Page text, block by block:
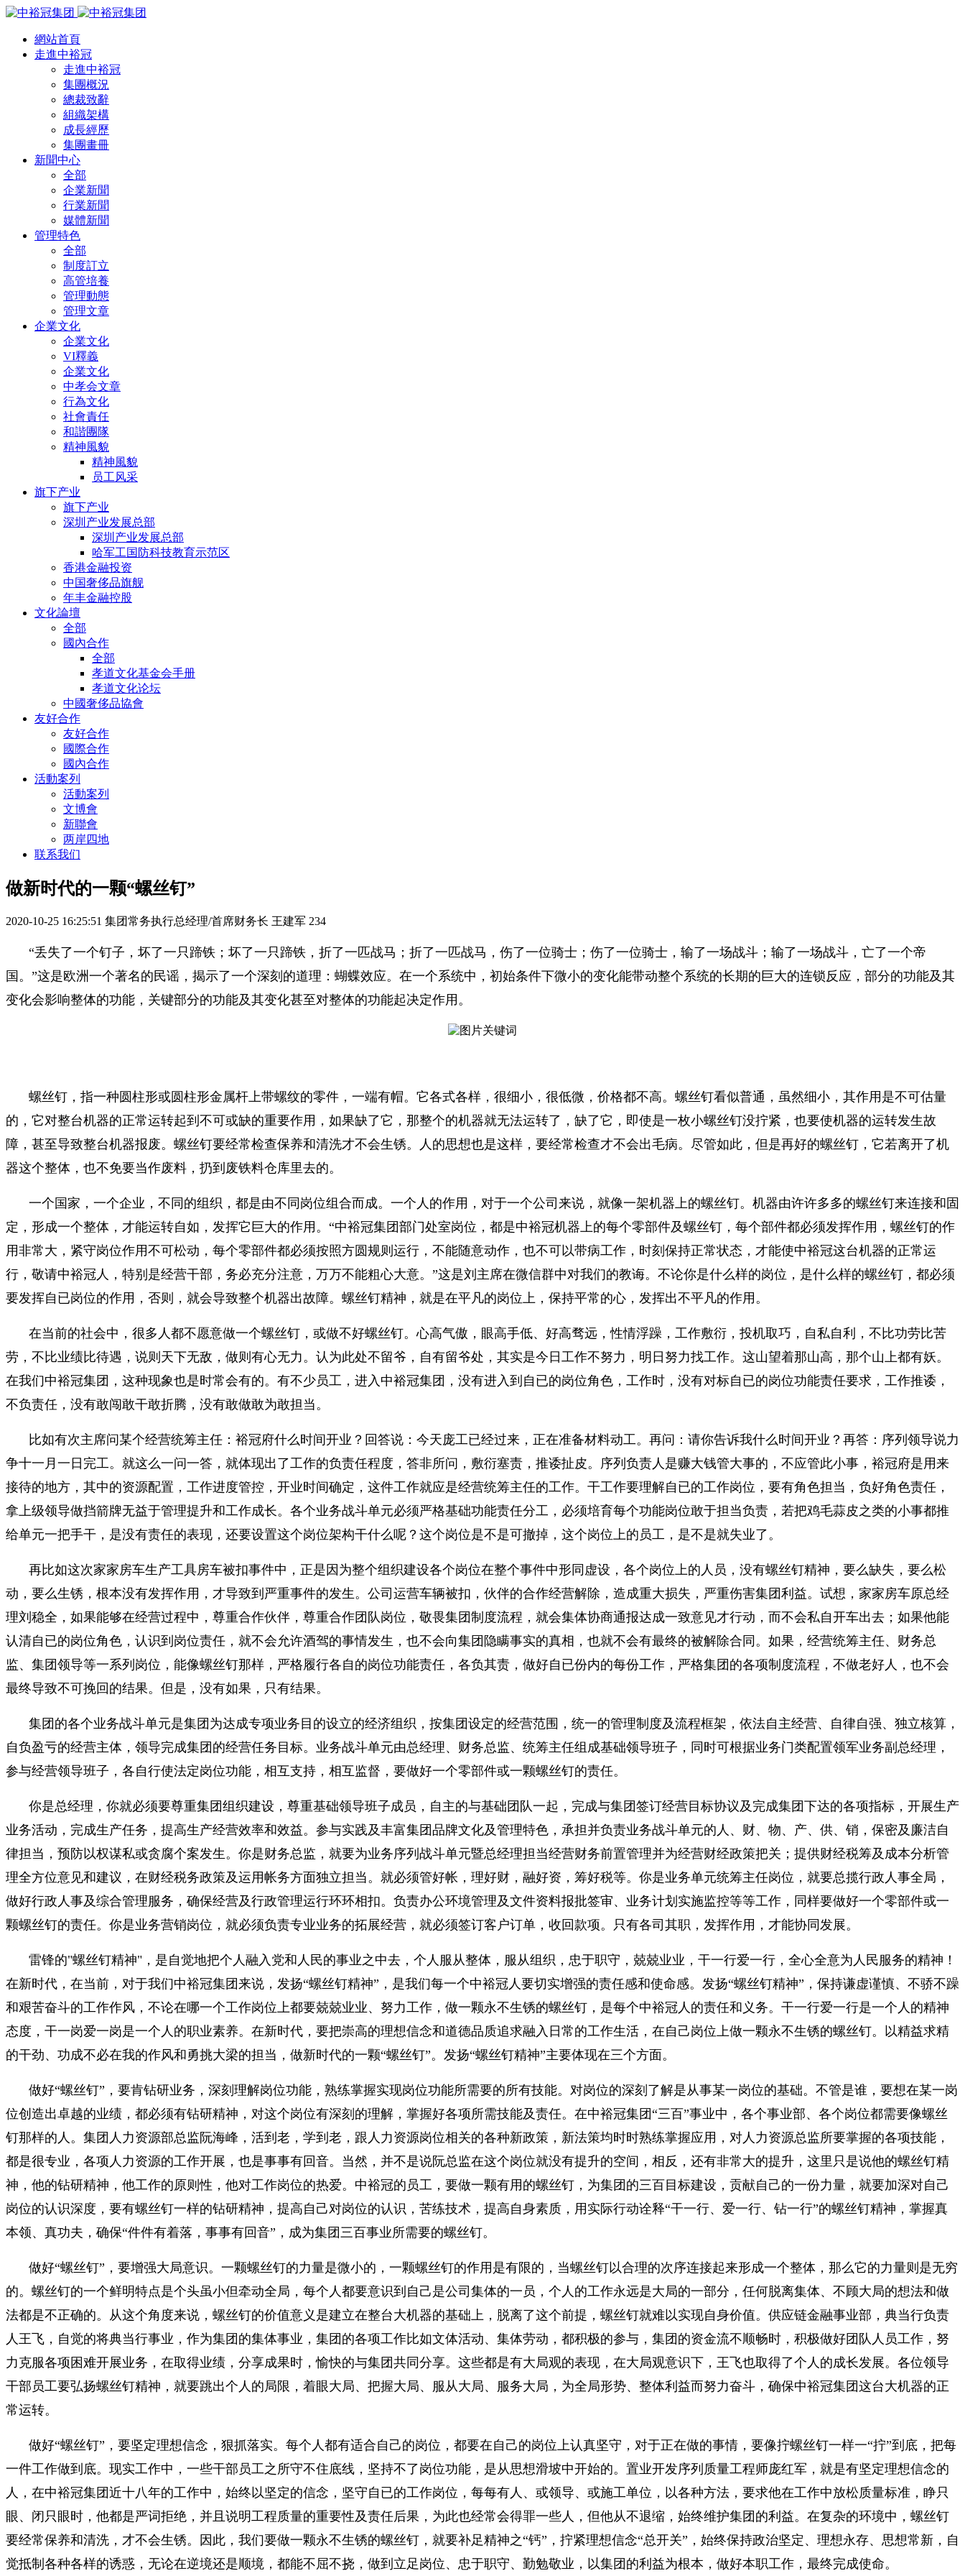
網站首頁
走進中裕冠
走進中裕冠
集團概況
總裁致辭
組織架構
成長經歷
集團畫冊
新聞中心
全部
企業新聞
行業新聞
媒體新聞
管理特色
全部
制度訂立
高管培養
管理動態
管理文章
企業文化
企業文化
VI釋義
企業文化
中孝会文章
行為文化
社會責任
和諧團隊
精神風貌
精神風貌
员工风采
旗下产业
旗下产业
深圳产业发展总部
深圳产业发展总部
哈军工国防科技教育示范区
香港金融投资
中国奢侈品旗舰
年丰金融控股
文化論壇
全部
國內合作
全部
孝道文化基金会手册
孝道文化论坛
中國奢侈品協會
友好合作
友好合作
國際合作
國內合作
活動案列
活動案列
文博會
新聯會
两岸四地
联系我们
做新时代的一颗“螺丝钉”
2020-10-25 16:25:51 集团常务执行总经理/首席财务长 王建军 234
“丢失了一个钉子，坏了一只蹄铁；坏了一只蹄铁，折了一匹战马；折了一匹战马，伤了一位骑士；伤了一位骑士，输了一场战斗；输了一场战斗，亡了一个帝
国。”这是欧洲一个著名的民谣，揭示了一个深刻的道理：蝴蝶效应。在一个系统中，初始条件下微小的变化能带动整个系统的长期的巨大的连锁反应，部分的功能及其
变化会影响整体的功能，关键部分的功能及其变化甚至对整体的功能起决定作用。
螺丝钉，指一种圆柱形或圆柱形金属杆上带螺纹的零件，一端有帽。它各式各样，很细小，很低微，价格都不高。螺丝钉看似普通，虽然细小，其作用是不可估量
的，它对整台机器的正常运转起到不可或缺的重要作用，如果缺了它，那整个的机器就无法运转了，缺了它，即使是一枚小螺丝钉没拧紧，也要使机器的运转发生故
障，甚至导致整台机器报废。螺丝钉要经常检查保养和清洗才不会生锈。人的思想也是这样，要经常检查才不会出毛病。尽管如此，但是再好的螺丝钉，它若离开了机
器这个整体，也不免要当作废料，扔到废铁料仓库里去的。
一个国家，一个企业，不同的组织，都是由不同岗位组合而成。一个人的作用，对于一个公司来说，就像一架机器上的螺丝钉。机器由许许多多的螺丝钉来连接和固
定，形成一个整体，才能运转自如，发挥它巨大的作用。“中裕冠集团部门处室岗位，都是中裕冠机器上的每个零部件及螺丝钉，每个部件都必须发挥作用，螺丝钉的作
用非常大，紧守岗位作用不可松动，每个零部件都必须按照方圆规则运行，不能随意动作，也不可以带病工作，时刻保持正常状态，才能使中裕冠这台机器的正常运
行，敬请中裕冠人，特别是经营干部，务必充分注意，万万不能粗心大意。”这是刘主席在微信群中对我们的教诲。不论你是什么样的岗位，是什么样的螺丝钉，都必须
要发挥自已岗位的作用，否则，就会导致整个机器出故障。螺丝钉精神，就是在平凡的岗位上，保持平常的心，发挥出不平凡的作用。
在当前的社会中，很多人都不愿意做一个螺丝钉，或做不好螺丝钉。心高气傲，眼高手低、好高骛远，性情浮躁，工作敷衍，投机取巧，自私自利，不比功劳比苦
劳，不比业绩比待遇，说则天下无敌，做则有心无力。认为此处不留爷，自有留爷处，其实是今日工作不努力，明日努力找工作。这山望着那山高，那个山上都有妖。
在我们中裕冠集团，这种现象也是时常会有的。有不少员工，进入中裕冠集团，没有进入到自已的岗位角色，工作时，没有对标自已的岗位功能责任要求，工作推诿，
不负责任，没有敢闯敢干敢折腾，没有敢做敢为敢担当。
比如有次主席问某个经营统筹主任：裕冠府什么时间开业？回答说：今天庞工已经过来，正在准备材料动工。再问：请你告诉我什么时间开业？再答：序列领导说力
争十一月一日完工。就这么一问一答，就体现出了工作的负责任程度，答非所问，敷衍塞责，推诿扯皮。序列负责人是赚大钱管大事的，不应管此小事，裕冠府是用来
接待的地方，其中的资源配置，工作进度管控，开业时间确定，这件工作就应是经营统筹主任的工作。干工作要理解自已的工作岗位，要有角色担当，负好角色责任，
拿上级领导做挡箭牌无益于管理提升和工作成长。各个业务战斗单元必须严格基础功能责任分工，必须培育每个功能岗位敢于担当负责，若把鸡毛蒜皮之类的小事都推
给单元一把手干，是没有责任的表现，还要设置这个岗位架构干什么呢？这个岗位是不是可撤掉，这个岗位上的员工，是不是就失业了。
再比如这次家家房车生产工具房车被扣事件中，正是因为整个组织建设各个岗位在整个事件中形同虚设，各个岗位上的人员，没有螺丝钉精神，要么缺失，要么松
动，要么生锈，根本没有发挥作用，才导致到严重事件的发生。公司运营车辆被扣，伙伴的合作经营解除，造成重大损失，严重伤害集团利益。试想，家家房车原总经
理刘稳全，如果能够在经营过程中，尊重合作伙伴，尊重合作团队岗位，敬畏集团制度流程，就会集体协商通报达成一致意见才行动，而不会私自开车出去；如果他能
认清自已的岗位角色，认识到岗位责任，就不会允许酒驾的事情发生，也不会向集团隐瞒事实的真相，也就不会有最终的被解除合同。如果，经营统筹主任、财务总
监、集团领导等一系列岗位，能像螺丝钉那样，严格履行各自的岗位功能责任，各负其责，做好自已份内的每份工作，严格集团的各项制度流程，不做老好人，也不会
最终导致不可挽回的结果。但是，没有如果，只有结果。
集团的各个业务战斗单元是集团为达成专项业务目的设立的经济组织，按集团设定的经营范围，统一的管理制度及流程框架，依法自主经营、自律自强、独立核算，
自负盈亏的经营主体，领导完成集团的经营任务目标。业务战斗单元由总经理、财务总监、统筹主任组成基础领导班子，同时可根据业务门类配置领军业务副总经理，
参与经营领导班子，各自行使法定岗位功能，相互支持，相互监督，要做好一个零部件或一颗螺丝钉的责任。
你是总经理，你就必须要尊重集团组织建设，尊重基础领导班子成员，自主的与基础团队一起，完成与集团签订经营目标协议及完成集团下达的各项指标，开展生产
业务活动，完成生产任务，提高生产经营效率和效益。参与实践及丰富集团品牌文化及管理特色，承担并负责业务战斗单元的人、财、物、产、供、销，保密及廉洁自
律担当，预防以权谋私或贪腐个案发生。你是财务总监，就要为业务序列战斗单元暨总经理担当经营财务前置管理并为经营财经政策把关；提供财经税筹及成本分析管
理全方位意见和建议，在财经税务政策及运用帐务方面独立担当。就必须管好帐，理好财，融好资，筹好税等。你是业务单元统筹主任岗位，就要总揽行政人事全局，
做好行政人事及综合管理服务，确保经营及行政管理运行环环相扣。负责办公环境管理及文件资料报批签审、业务计划实施监控等等工作，同样要做好一个零部件或一
颗螺丝钉的责任。你是业务营销岗位，就必须负责专业业务的拓展经营，就必须签订客户订单，收回款项。只有各司其职，发挥作用，才能协同发展。
雷锋的"螺丝钉精神"，是自觉地把个人融入党和人民的事业之中去，个人服从整体，服从组织，忠于职守，兢兢业业，干一行爱一行，全心全意为人民服务的精神！
在新时代，在当前，对于我们中裕冠集团来说，发扬“螺丝钉精神”，是我们每一个中裕冠人要切实增强的责任感和使命感。发扬“螺丝钉精神”，保持谦虚谨慎、不骄不躁
和艰苦奋斗的工作作风，不论在哪一个工作岗位上都要兢兢业业、努力工作，做一颗永不生锈的螺丝钉，是每个中裕冠人的责任和义务。干一行爱一行是一个人的精神
态度，干一岗爱一岗是一个人的职业素养。在新时代，要把崇高的理想信念和道德品质追求融入日常的工作生活，在自己岗位上做一颗永不生锈的螺丝钉。以精益求精
的干劲、功成不必在我的作风和勇挑大梁的担当，做新时代的一颗“螺丝钉”。发扬“螺丝钉精神”主要体现在三个方面。
做好“螺丝钉”，要肯钻研业务，深刻理解岗位功能，熟练掌握实现岗位功能所需要的所有技能。对岗位的深刻了解是从事某一岗位的基础。不管是谁，要想在某一岗
位创造出卓越的业绩，都必须有钻研精神，对这个岗位有深刻的理解，掌握好各项所需技能及责任。在中裕冠集团“三百”事业中，各个事业部、各个岗位都需要像螺丝
钉那样的人。集团人力资源部总监阮海峰，活到老，学到老，跟人力资源岗位相关的各种新政策，新法策均时时熟练掌握应用，对人力资源总监所要掌握的各项技能，
都是很专业，各项人力资源的工作开展，也是事事有回音。当然，并不是说阮总监在这个岗位就没有提升的空间，相反，还有非常大的提升，这里只是说他的螺丝钉精
神，他的钻研精神，他工作的原则性，他对工作岗位的热爱。中裕冠的员工，要做一颗有用的螺丝钉，为集团的三百目标建设，贡献自己的一份力量，就要加深对自己
岗位的认识深度，要有螺丝钉一样的钻研精神，提高自己对岗位的认识，苦练技术，提高自身素质，用实际行动诠释“干一行、爱一行、钻一行”的螺丝钉精神，掌握真
本领、真功夫，确保“件件有着落，事事有回音”，成为集团三百事业所需要的螺丝钉。
做好“螺丝钉”，要增强大局意识。一颗螺丝钉的力量是微小的，一颗螺丝钉的作用是有限的，当螺丝钉以合理的次序连接起来形成一个整体，那么它的力量则是无穷
的。螺丝钉的一个鲜明特点是个头虽小但牵动全局，每个人都要意识到自己是公司集体的一员，个人的工作永远是大局的一部分，任何脱离集体、不顾大局的想法和做
法都是不正确的。从这个角度来说，螺丝钉的价值意义是建立在整台大机器的基础上，脱离了这个前提，螺丝钉就难以实现自身价值。供应链金融事业部，典当行负责
人王飞，自觉的将典当行事业，作为集团的集体事业，集团的各项工作比如文体活动、集体劳动，都积极的参与，集团的资金流不顺畅时，积极做好团队人员工作，努
力克服各项困难开展业务，在取得业绩，分享成果时，愉快的与集团共同分享。这些都是有大局观的表现，在大局观意识下，王飞也取得了个人的成长发展。各位领导
干部员工要弘扬螺丝钉精神，就要跳出个人的局限，着眼大局、把握大局、服从大局、服务大局，为全局形势、整体利益而努力奋斗，确保中裕冠集团这台大机器的正
常运转。
做好“螺丝钉”，要坚定理想信念，狠抓落实。每个人都有适合自己的岗位，都要在自己的岗位上认真坚守，对于正在做的事情，要像拧螺丝钉一样一“拧”到底，把每
一件工作做到底。现实工作中，一些干部员工之所守不住底线，坚持不了岗位功能，是从思想滑坡中开始的。置业开发序列质量工程师庞红军，就是有坚定理想信念的
人，在中裕冠集团近十八年的工作中，始终以坚定的信念，坚守自已的工作岗位，每每有人、或领导、或施工单位，以各种方法，要求他在工作中放松质量标准，睁只
眼、闭只眼时，他都是严词拒绝，并且说明工程质量的重要性及责任后果，为此也经常会得罪一些人，但他从不退缩，始终维护集团的利益。在复杂的环境中，螺丝钉
要经常保养和清洗，才不会生锈。因此，我们要做一颗永不生锈的螺丝钉，就要补足精神之“钙”，拧紧理想信念“总开关”，始终保持政治坚定、理想永存、思想常新，自
觉抵制各种各样的诱惑，无论在逆境还是顺境，都能不屈不挠，做到立足岗位、忠于职守、勤勉敬业，以集团的利益为根本，做好本职工作，最终完成使命。